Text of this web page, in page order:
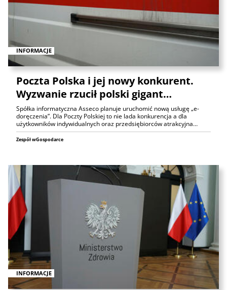
INFORMACJE
Poczta Polska i jej nowy konkurent.
Wyzwanie rzucił polski gigant…
Spółka informatyczna Asseco planuje uruchomić nową usługę „e-
doręczenia”. Dla Poczty Polskiej to nie lada konkurencja a dla
użytkowników indywidualnych oraz przedsiębiorców atrakcyjna…
Zespół wGospodarce
INFORMACJE